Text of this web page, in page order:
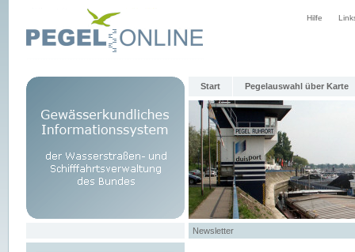
Hilfe
Start Pegelauswahl über Karte
Newsletter